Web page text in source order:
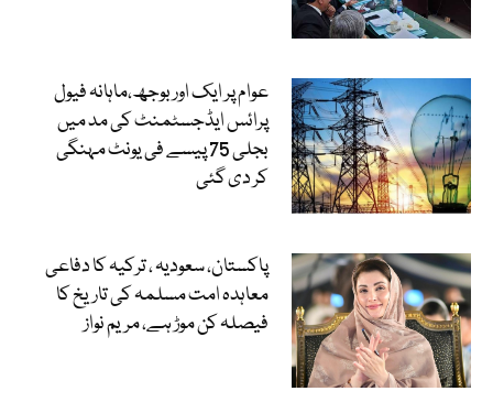
عوام پر ایک اور بوجھ،ماہانہ فیول
پرائس ایڈجسٹمنٹ کی مد میں
بجلی 75 پیسے فی یونٹ مہنگی
کر دی گئی
پاکستان، سعودیہ ، ترکیہ کا دفاعی
معاہدہ امت مسلمہ کی تاریخ کا
فیصلہ کن موڑ ہے، مریم نواز